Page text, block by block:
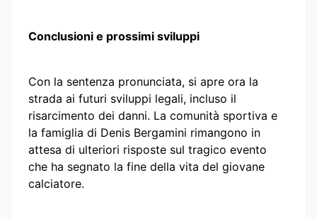
Conclusioni e prossimi sviluppi
Con la sentenza pronunciata, si apre ora la
strada ai futuri sviluppi legali, incluso il
risarcimento dei danni. La comunità sportiva e
la famiglia di Denis Bergamini rimangono in
attesa di ulteriori risposte sul tragico evento
che ha segnato la fine della vita del giovane
calciatore.